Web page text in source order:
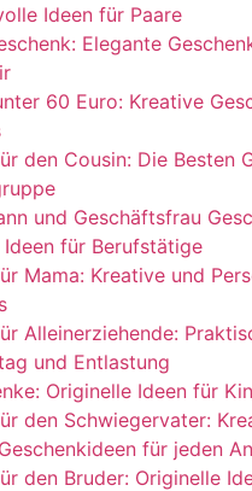
Ideen für Paare
Elegante
60 Euro: Kreative
den Cousin: Die Besten
und Geschäftsfrau
für Berufstätige
Mama: Kreative und
Alleinerziehende:
und Entlastung
Originelle Ideen für
den Schwiegervater:
für jeden
den Bruder: Originelle